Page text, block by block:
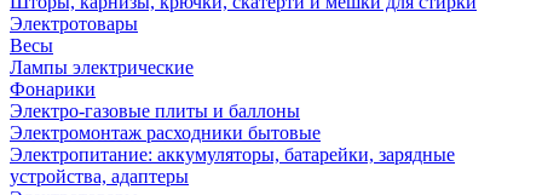
Электротовары
Весы
Лампы электрические
Фонарики
Электро-газовые плиты и баллоны
Электромонтаж расходники бытовые
Электропитание: аккумуляторы, батарейки, зарядные
устройства, адаптеры